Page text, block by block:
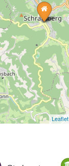
Leaflet